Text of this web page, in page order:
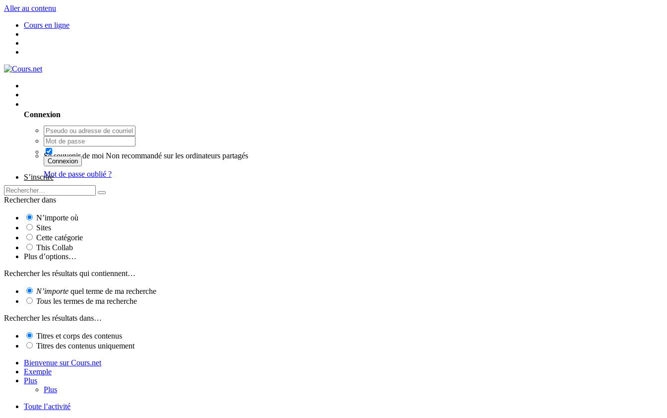
Aller au contenu
Cours en ligne
Connexion
Se souvenir de moi Non recommandé sur les ordinateurs partagés
Connexion
Mot de passe oublié ?
S’inscrire
Rechercher dans
N’importe où
Sites
Cette catégorie
This Collab
Plus d’options…
Rechercher les résultats qui contiennent…
N’importe quel terme de ma recherche
Tous les termes de ma recherche
Rechercher les résultats dans…
Titres et corps des contenus
Titres des contenus uniquement
Bienvenue sur Cours.net
Exemple
Plus
Plus
Toute l’activité